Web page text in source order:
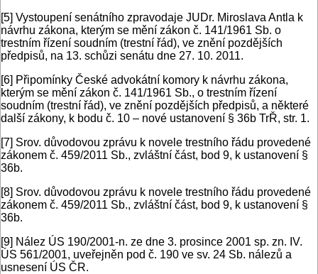
[5] Vystoupení senátního zpravodaje JUDr. Miroslava Antla k
návrhu zákona, kterým se mění zákon č. 141/1961 Sb. o
trestním řízení soudním (trestní řád), ve znění pozdějších
předpisů, na 13. schůzi senátu dne 27. 10. 2011.
[6] Připomínky České advokátní komory k návrhu zákona,
kterým se mění zákon č. 141/1961 Sb., o trestním řízení
soudním (trestní řád), ve znění pozdějších předpisů, a některé
další zákony, k bodu č. 10 – nové ustanovení § 36b TrŘ, str. 1.
[7] Srov. důvodovou zprávu k novele trestního řádu provedené
zákonem č. 459/2011 Sb., zvláštní část, bod 9, k ustanovení §
36b.
[8] Srov. důvodovou zprávu k novele trestního řádu provedené
zákonem č. 459/2011 Sb., zvláštní část, bod 9, k ustanovení §
36b.
[9] Nález ÚS 190/2001-n. ze dne 3. prosince 2001 sp. zn. IV.
ÚS 561/2001, uveřejněn pod č. 190 ve sv. 24 Sb. nálezů a
usnesení ÚS ČR.